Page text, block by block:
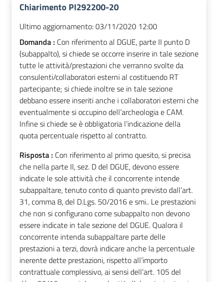
Chiarimento PI292200-20
Ultimo aggiornamento:03/11/2020 12:00
Domanda : Con riferimento al DGUE, parte II punto D
(subappalto), si chiede se occorre inserire in tale sezione
tutte le attività/prestazioni che verranno svolte da
consulenti/collaboratori esterni al costituendo RT
partecipante; si chiede inoltre se in tale sezione
debbano essere inseriti anche i collaboratori esterni che
eventualmente si occupino dell’archeologia e CAM.
Infine si chiede se è obbligatoria l’indicazione della
quota percentuale rispetto al contratto.
Risposta : Con riferimento al primo quesito, si precisa
che nella parte II, sez. D del DGUE, devono essere
indicate le sole attività che il concorrente intende
subappaltare, tenuto conto di quanto previsto dall’art.
31, comma 8, del D.Lgs. 50/2016 e smi.. Le prestazioni
che non si configurano come subappalto non devono
essere indicate in tale sezione del DGUE. Qualora il
concorrente intenda subappaltare parte delle
prestazioni a terzi, dovrà indicare anche la percentuale
inerente dette prestazioni, rispetto all’importo
contrattuale complessivo, ai sensi dell’art. 105 del